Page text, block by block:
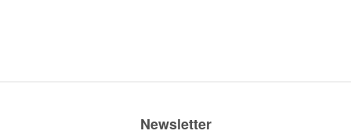
Newsletter